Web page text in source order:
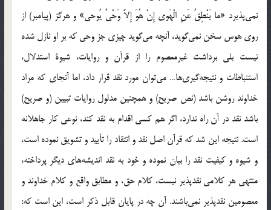
نمي‌پذيرد «ما يَنْطِقُ عَنِ الْهَوى إِنْ هُوَ إِلاَّ وَحْيٌ يُوحى» و هرگز (پيامبر) از
روي هوس سخن نمي‌گويد، آنچه مي‌گويد چيزي جز وحي كه بر او نازل شده
نيست بلي برداشت غيرمعصوم را از قرآن و روايات، شيوة استدلال،
استنباطات و نتيجه‌گيري‌ها… مي‌توان مورد نقد قرار داد، اما آنجاي كه مراد
خداوند روشن باشد (نص صريح) و همچنين مدلول روايات تبيين (و صريح)
باشد نقد در آن راه ندارد، اگر هم كسي اقدام به نقد كند، نوعي کار جاهلانه
است. نتيجه اين شد كه قرآن اصل نقد و انتقاد را تأييد و تشويق نموده است،
و شيوه و كيفيت نقد را بيان نموده و خود به نقد انديشه‌هاي ديگر پرداخته،
منتهي هر كلامي نقدپذير نيست، كلام حق، و مطابق واقع و كلام خداوند و
معصومين نقدپذير نمي‌باشند. آن چه در پايان قابل ذکر است، اين است که: